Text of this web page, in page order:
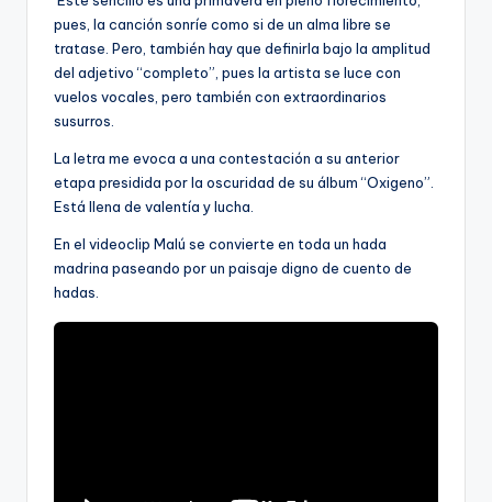
pues, la canción sonríe como si de un alma libre se
tratase. Pero, también hay que definirla bajo la amplitud
del adjetivo “completo”, pues la artista se luce con
vuelos vocales, pero también con extraordinarios
susurros.
La letra me evoca a una contestación a su anterior
etapa presidida por la oscuridad de su álbum “Oxigeno”.
Está llena de valentía y lucha.
En el videoclip Malú se convierte en toda un hada
madrina paseando por un paisaje digno de cuento de
hadas.